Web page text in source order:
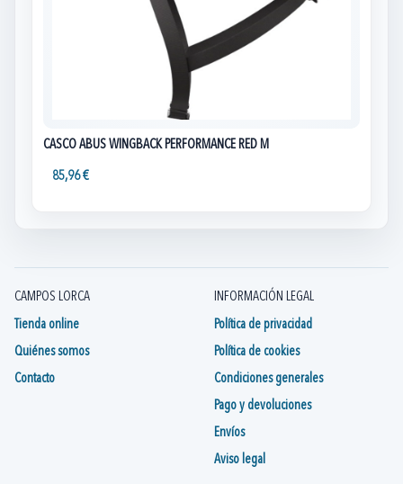
CASCO ABUS WINGBACK PERFORMANCE RED M
85,96 €
CAMPOS LORCA
Tienda online
Quiénes somos
Contacto
INFORMACIÓN LEGAL
Política de privacidad
Política de cookies
Condiciones generales
Pago y devoluciones
Envíos
Aviso legal